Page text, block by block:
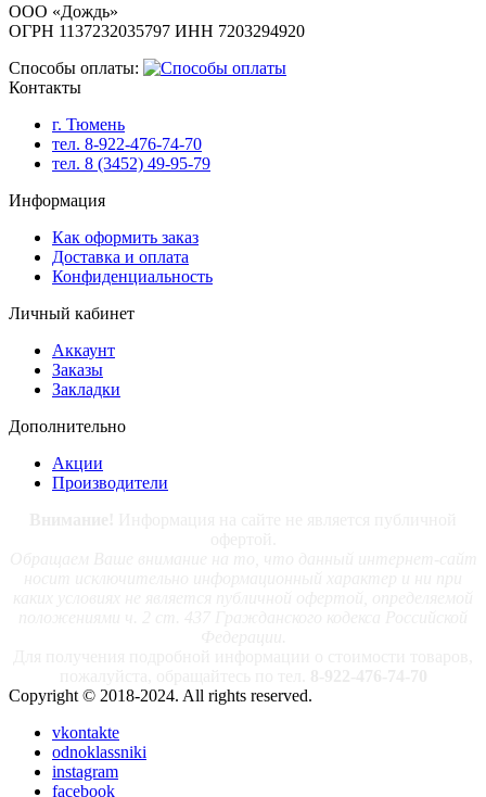
ООО «Дождь»
ОГРН 1137232035797 ИНН 7203294920
Способы оплаты:
Контакты
г. Тюмень
тел. 8-922-476-74-70
тел. 8 (3452) 49-95-79
Информация
Как оформить заказ
Доставка и оплата
Конфиденциальность
Личный кабинет
Аккаунт
Заказы
Закладки
Дополнительно
Акции
Производители
Copyright © 2018-2024. All rights reserved.
vkontakte
odnoklassniki
instagram
facebook